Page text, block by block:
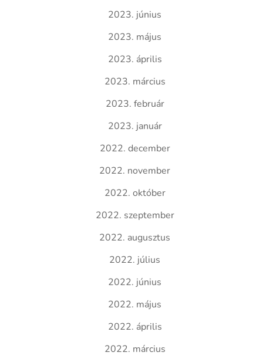
2023. június
2023. május
2023. április
2023. március
2023. február
2023. január
2022. december
2022. november
2022. október
2022. szeptember
2022. augusztus
2022. július
2022. június
2022. május
2022. április
2022. március